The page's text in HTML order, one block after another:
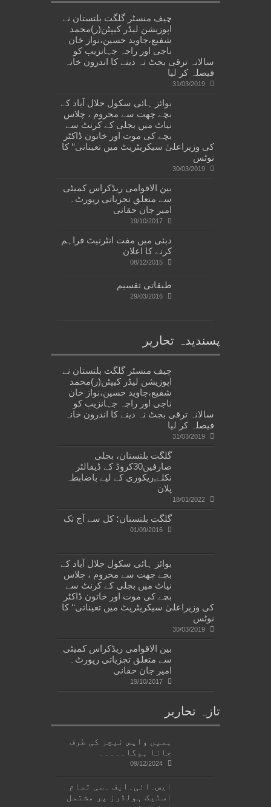
چیف منسٹر گلگت بلتستان نے
اپوزیشن لیڈر کیپٹن(ر)محمد
شفیع،جاوید حسین،نواز خان
ناجی اور راجہ جہانزیب کو
سالانہ ترقی بجٹ نہ دینے کا اندرون خانہ
فیصلہ کر لیا
31/03/2019
بوائز ہائی سکول جلال آباد کے
بچے چھت سے محروم ، چلاس
نیاٹ میں بجلی کے کرنٹ سے
بچے کی موت اور خاتون ڈاکٹر
کی وزیراعلیٰ سیکریٹریٹ میں تعیناتی‘‘ کا
نوٹس
30/03/2019
بین الاقوامی ریڈکراس کمیٹی
سے متعلق تجزیاتی رپورٹ۔
امیر جان حقانی
19/10/2017
دبئی میں مفت انٹرنیٹ فراہم
کرنے کا اعلان
08/12/2015
طبقاتی تقسیم
29/03/2016
پسندیدہ تحاریر
چیف منسٹر گلگت بلتستان نے
اپوزیشن لیڈر کیپٹن(ر)محمد
شفیع،جاوید حسین،نواز خان
ناجی اور راجہ جہانزیب کو
سالانہ ترقی بجٹ نہ دینے کا اندرون خانہ
فیصلہ کر لیا
31/03/2019
گلگت بلتستان، بجلی
صارفین30کروڈ کے ڈیفالٹر
نکلے,ریکوری کے لیے باضابطہ
پلان
18/01/2022
گلگت بلتستان؛ کل سے آج تک
01/09/2016
بوائز ہائی سکول جلال آباد کے
بچے چھت سے محروم ، چلاس
نیاٹ میں بجلی کے کرنٹ سے
بچے کی موت اور خاتون ڈاکٹر
کی وزیراعلیٰ سیکریٹریٹ میں تعیناتی‘‘ کا
نوٹس
30/03/2019
بین الاقوامی ریڈکراس کمیٹی
سے متعلق تجزیاتی رپورٹ۔
امیر جان حقانی
19/10/2017
تازہ تحاریر
ہمیں واپس نیچر کی طرف
جانا ہوگا۔۔۔۔۔
09/12/2024
ایس۔ائی۔ایف ۔سی تمام
اسٹیک ہولڈرز پر مشتمل